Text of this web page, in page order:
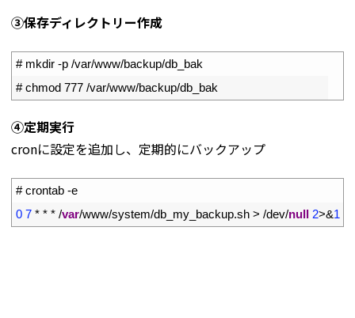
➂保存ディレクトリー作成
# mkdir -p /var/www/backup/db_bak
# chmod 777 /var/www/backup/db_bak
④定期実行
cronに設定を追加し、定期的にバックアップ
# crontab -e
0 7 * * * /var/www/system/db_my_backup.sh > /dev/null 2>&1